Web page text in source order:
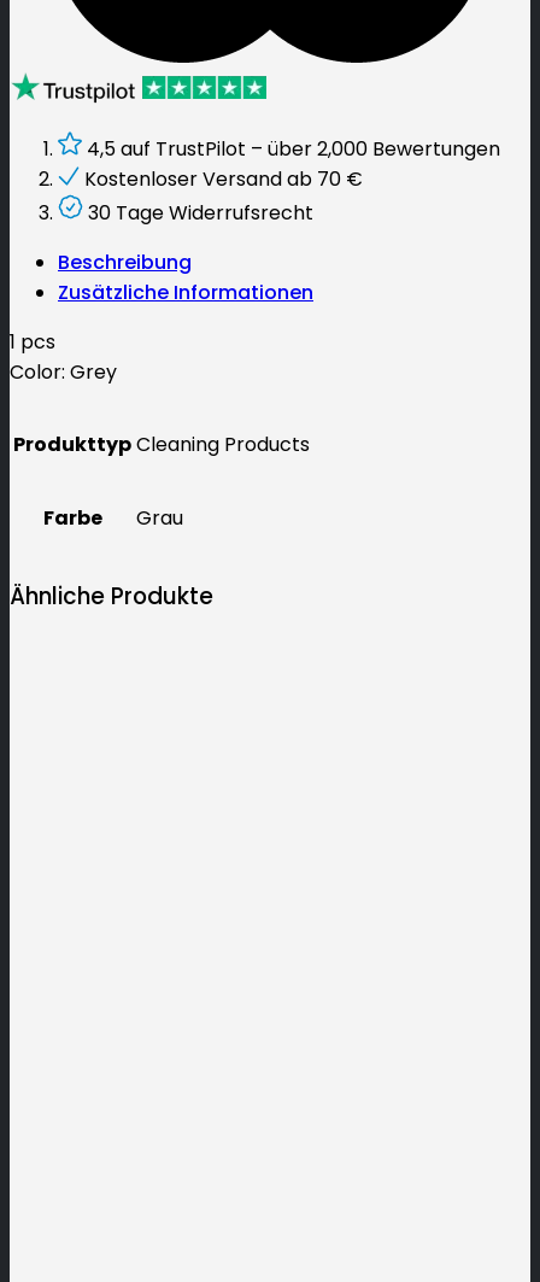
4,5 auf TrustPilot – über 2,000 Bewertungen
Kostenloser Versand ab 70 €
30 Tage Widerrufsrecht
Beschreibung
Zusätzliche Informationen
1 pcs
Color: Grey
ProdukttypCleaning Products
Farbe Grau
Ähnliche Produkte